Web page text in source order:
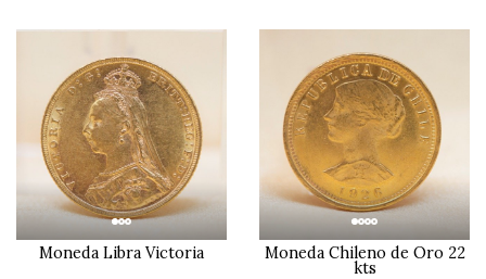
Moneda Libra Victoria Moneda Chileno de Oro 22
kts